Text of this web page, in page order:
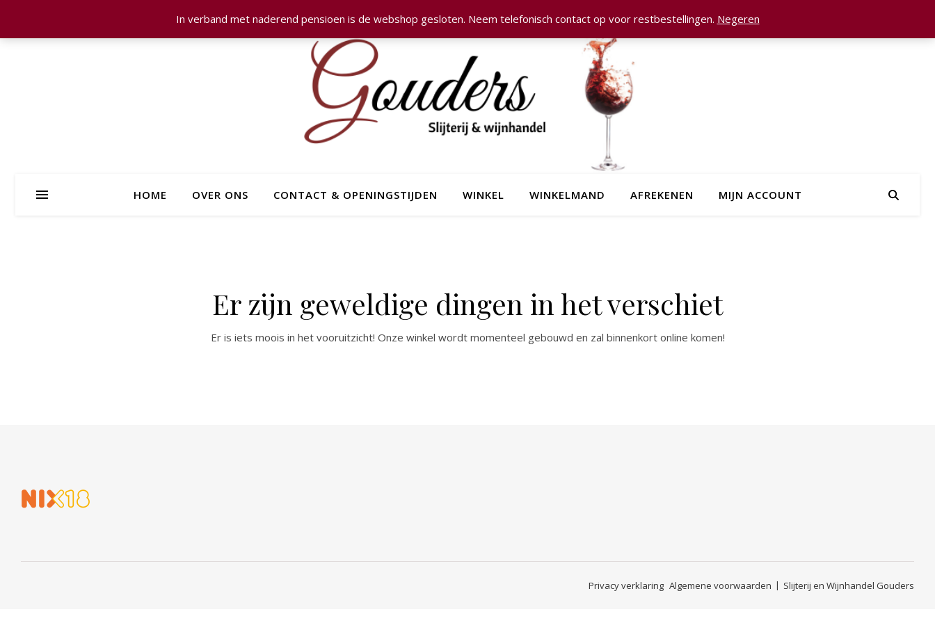
HOME OVER ONS CONTACT & OPENINGSTIJDEN WINKEL WINKELMAND AFREKENEN MIJN ACCOUNT
Er zijn geweldige dingen in het verschiet
Er is iets moois in het vooruitzicht! Onze winkel wordt momenteel gebouwd en zal binnenkort online komen!
Slijterij en Wijnhandel Gouders
Privacy verklaring Algemene voorwaarden
In verband met naderend pensioen is de webshop gesloten. Neem telefonisch contact op voor restbestellingen. Negeren